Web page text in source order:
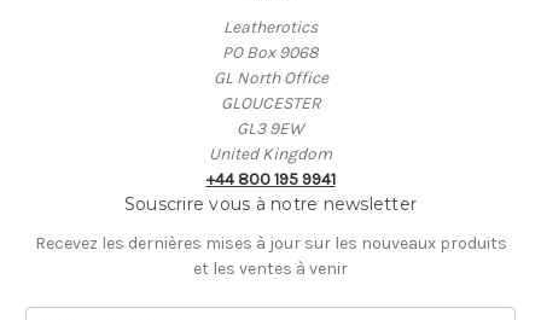
Leatherotics
PO Box 9068
GL North Office
GLOUCESTER
GL3 9EW
United Kingdom
+44 800 195 9941
Souscrire vous à notre newsletter
Recevez les dernières mises à jour sur les nouveaux produits
et les ventes à venir